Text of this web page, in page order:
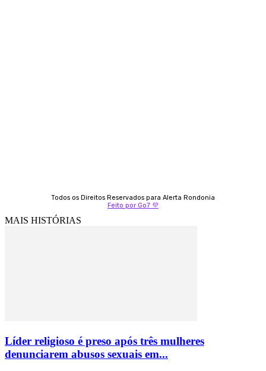
Todos os Direitos Reservados para Alerta Rondonia
Feito por Go7 💜
MAIS HISTÓRIAS
Líder religioso é preso após três mulheres
denunciarem abusos sexuais em...